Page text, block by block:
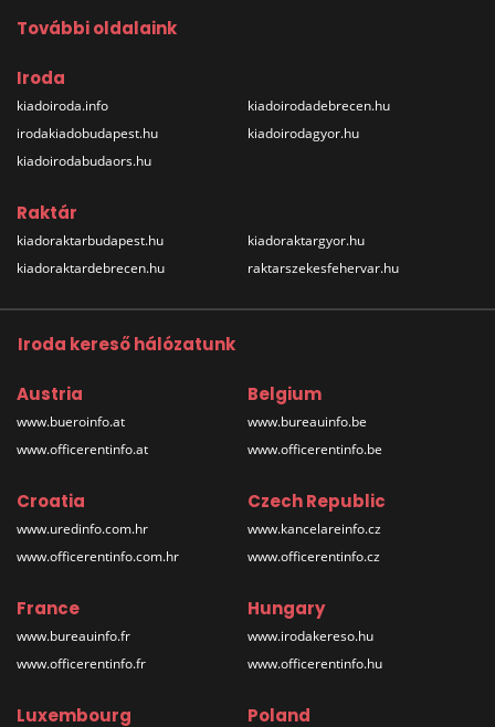
További oldalaink
Iroda
kiadoiroda.info
irodakiadobudapest.hu
kiadoirodabudaors.hu
kiadoirodadebrecen.hu
kiadoirodagyor.hu
Raktár
kiadoraktarbudapest.hu
kiadoraktardebrecen.hu
kiadoraktargyor.hu
raktarszekesfehervar.hu
Iroda kereső hálózatunk
Austria
www.bueroinfo.at
www.officerentinfo.at
Belgium
www.bureauinfo.be
www.officerentinfo.be
Croatia
www.uredinfo.com.hr
www.officerentinfo.com.hr
Czech Republic
www.kancelareinfo.cz
www.officerentinfo.cz
France
www.bureauinfo.fr
www.officerentinfo.fr
Hungary
www.irodakereso.hu
www.officerentinfo.hu
Luxembourg Poland